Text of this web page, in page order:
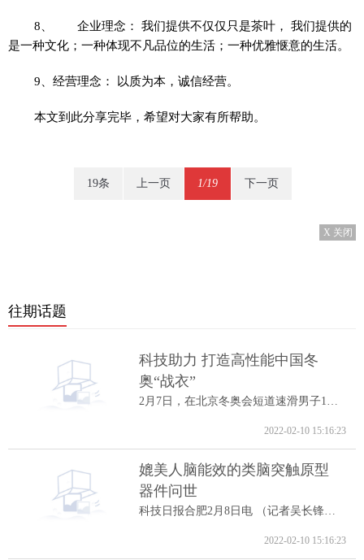
8、 企业理念： 我们提供不仅仅只是茶叶， 我们提供的
是一种文化；一种体现不凡品位的生活；一种优雅惬意的生活。
9、经营理念： 以质为本，诚信经营。
本文到此分享完毕，希望对大家有所帮助。
19条 上一页 1/19 下一页
X 关闭
往期话题
科技助力 打造高性能中国冬
奥“战衣”
2022-02-10 15:16:23
媲美人脑能效的类脑突触原型
器件问世
2022-02-10 15:16:23